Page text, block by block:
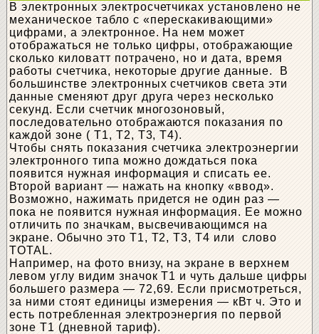
В электронных электросчетчиках установлено не
механическое табло с «перескакивающими»
цифрами, а электронное. На нем может
отображаться не только цифры, отображающие
сколько киловатт потрачено, но и дата, время
работы счетчика, некоторые другие данные. В
большинстве электронных счетчиков света эти
данные сменяют друг друга через несколько
секунд. Если счетчик многозоновый,
последовательно отображаются показания по
каждой зоне ( Т1, Т2, Т3, Т4).
Чтобы снять показания счетчика электроэнергии
электронного типа можно дождаться пока
появится нужная информация и списать ее.
Второй вариант — нажать на кнопку «ввод».
Возможно, нажимать придется не один раз —
пока не появится нужная информация. Ее можно
отличить по значкам, высвечивающимся на
экране. Обычно это Т1, Т2, Т3, Т4 или слово
TOTAL.
Например, на фото внизу, на экране в верхнем
левом углу видим значок Т1 и чуть дальше цифры
большего размера — 72,69. Если присмотреться,
за ними стоят единицы измерения — кВт ч. Это и
есть потребленная электроэнергия по первой
зоне Т1 (дневной тариф).